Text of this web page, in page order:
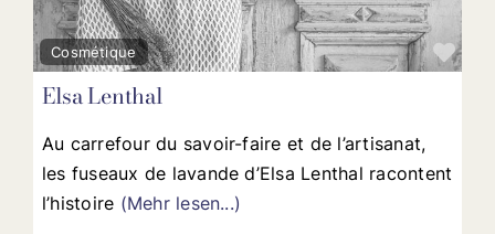
Cosmétique
Elsa Lenthal
Au carrefour du savoir-faire et de l’artisanat,
les fuseaux de lavande d’Elsa Lenthal racontent
l’histoire (Mehr lesen...)